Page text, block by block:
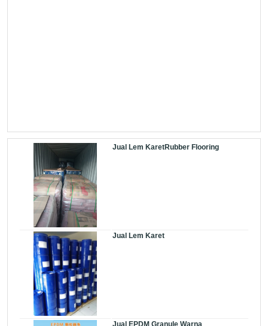
Jual Lem KaretRubber Flooring
Jual Lem Karet
Jual EPDM Granule Warna